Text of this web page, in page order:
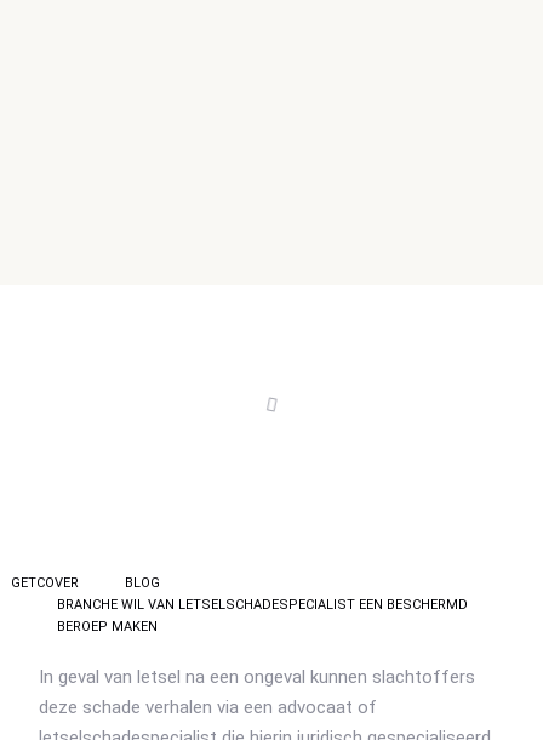
GETCOVER
BLOG
BRANCHE WIL VAN LETSELSCHADESPECIALIST EEN BESCHERMD
BEROEP MAKEN
In geval van letsel na een ongeval kunnen slachtoffers
deze schade verhalen via een advocaat of